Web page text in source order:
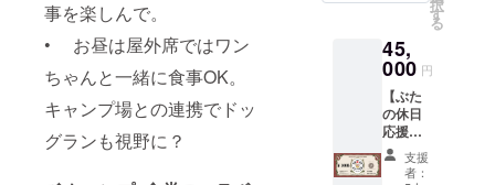
事を楽しんで。
• お昼は屋外席ではワン
ちゃんと一緒に食事OK。
キャンプ場との連携でドッ
グランも視野に？
日」はそん
な自分らし
さと、地域
への恩返し
を込めた挑
戦でもあり
Aの公式
ホーム
ページ
をご確
認くだ
さい
「ちょ
っと気
分転換
した
の休
日」店
内に設
置する
応援パ
ネル
ボード
に、名
に、ク
ラファ
ンリ
ターン
内容を
予約
フォー
ムにご
やご友
人との
時間に
ぴった
り ・お
釣りは
出ませ
んの
400㎡の
広々
ドッグ
フリー
サイト
で、愛
犬との
びのび
過ごせ
ン限定
【20,00
0円】！
（7,500
円お
得！）
地元の
自然を
満喫で
択
す
る
45,
000 円
【ぶた
の休日
応援お
食事券
50,000
支援
者：